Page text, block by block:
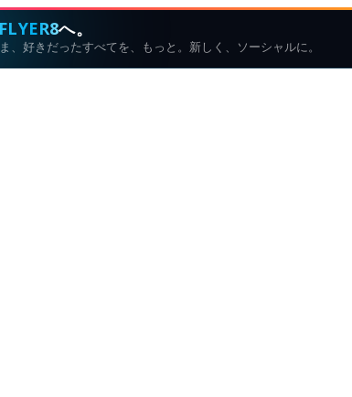
へ。
、好きだったすべてを、もっと。新しく、ソーシャルに。